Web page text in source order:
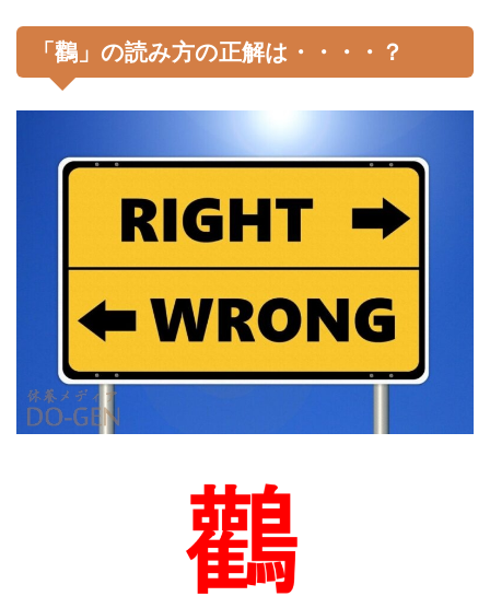
「鸛」の読み方の正解は・・・・？